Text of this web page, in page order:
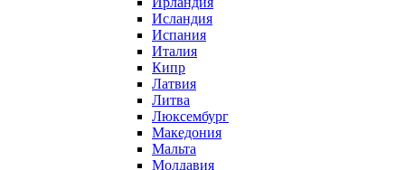
Исландия
Испания
Италия
Кипр
Латвия
Литва
Люксембург
Македония
Мальта
Молдавия